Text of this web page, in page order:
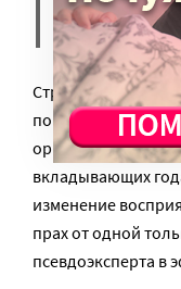
и
Страх от
по всему нашему
организаций,
вкладывающих
изменение
прах от одной
псевдоэксперта в